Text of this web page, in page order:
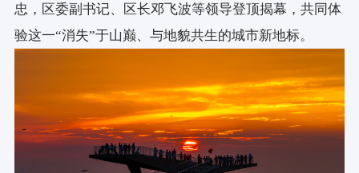
灯光咨询：同济设计集团（TJAD）建筑照明所
UHPC施工单位：浙江建信装饰有限公司
标识设计：张烁设计文化传播（深圳）有限公司
忠，区委副书记、区长邓飞波等领导登顶揭幕，共同体
验这一“消失”于山巅、与地貌共生的城市新地标。